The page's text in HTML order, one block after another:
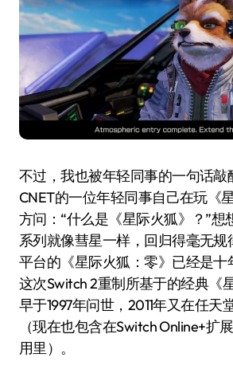
不过，我也被年轻同事的一句话
CNET的一位年轻同事自己在玩《
方问：“什么是《星际火狐》？”想
系列就像彗星一样，回归得毫无规
平台的《星际火狐：零》已经是十
这次Switch 2重制所基于的经典《
早于1997年问世，2011年又在任天
（现在也包含在Switch Online+扩
用里）。